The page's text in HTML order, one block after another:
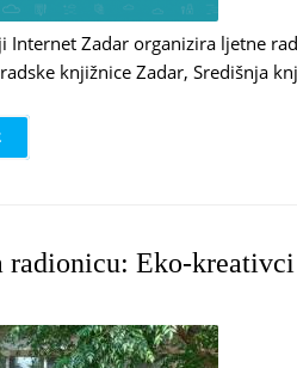
Internet Zadar organizira ljetne
knjižnice Zadar, Središnja
radionicu: Eko-